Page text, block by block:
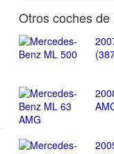
Otros coches